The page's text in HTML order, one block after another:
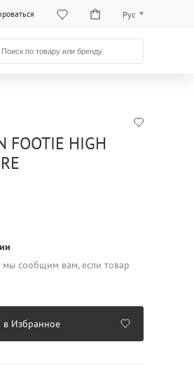
Рус
Рус
FOOTIE HIGH
сообщим вам, если товар
в Избранное